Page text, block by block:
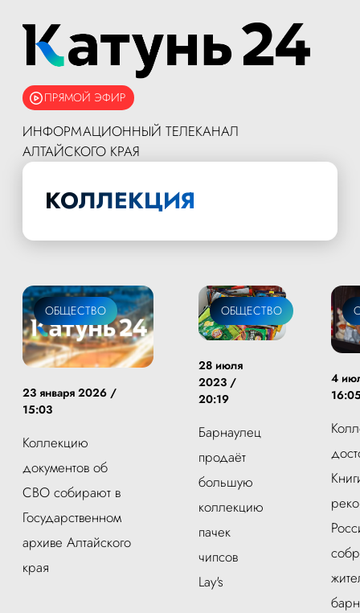
ПРЯМОЙ ЭФИР
ИНФОРМАЦИОННЫЙ ТЕЛЕКАНАЛ
АЛТАЙСКОГО КРАЯ
КОЛЛЕКЦИЯ
ОБЩЕСТВО
23 января 2026 /
15:03
Коллекцию
документов об
СВО собирают в
Государственном
архиве Алтайского
края
ОБЩЕСТВО
28 июля
2023 /
20:19
Барнаулец
продаёт
большую
коллекцию
пачек
чипсов
Lay's
4